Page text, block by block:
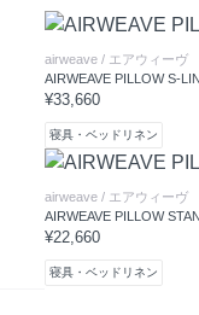
airweave / エアウィーヴ
AIRWEAVE PILLOW S-
¥33,660
寝具・ベッドリネン
airweave / エアウィーヴ
AIRWEAVE PILLOW
¥22,660
寝具・ベッドリネン